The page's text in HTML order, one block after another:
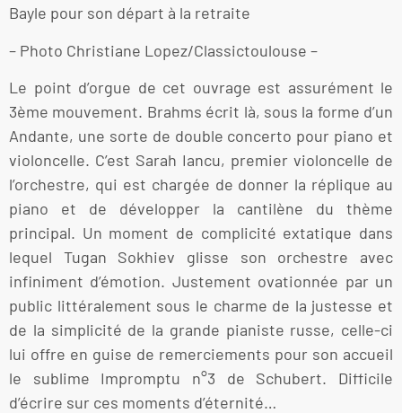
Bayle pour son départ à la retraite
– Photo Christiane Lopez/Classictoulouse –
Le point d’orgue de cet ouvrage est assurément le
3ème mouvement. Brahms écrit là, sous la forme d’un
Andante, une sorte de double concerto pour piano et
violoncelle. C’est Sarah Iancu, premier violoncelle de
l’orchestre, qui est chargée de donner la réplique au
piano et de développer la cantilène du thème
principal. Un moment de complicité extatique dans
lequel Tugan Sokhiev glisse son orchestre avec
infiniment d’émotion. Justement ovationnée par un
public littéralement sous le charme de la justesse et
de la simplicité de la grande pianiste russe, celle-ci
lui offre en guise de remerciements pour son accueil
le sublime Impromptu n°3 de Schubert. Difficile
d’écrire sur ces moments d’éternité…